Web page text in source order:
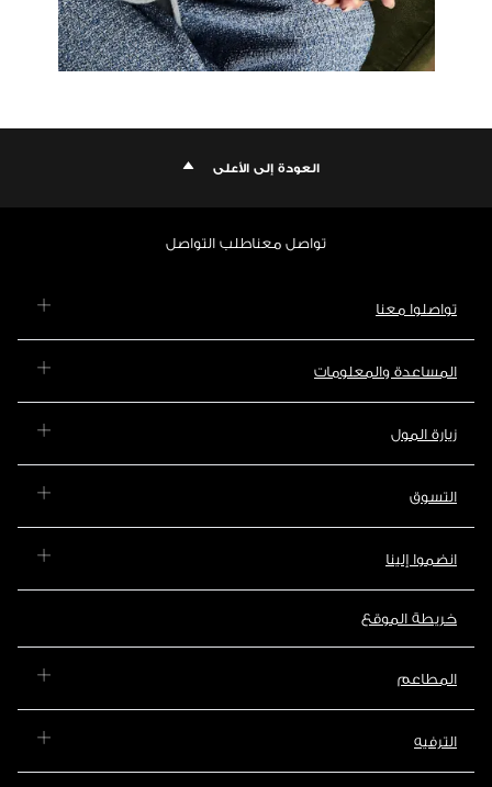
العودة إلى الأعلى
تواصل معناطلب التواصل
تواصلوا معنا
المساعدة والمعلومات
زيارة المول
التسوق
انضموا إلينا
خريطة الموقع
المطاعم
الترفيه